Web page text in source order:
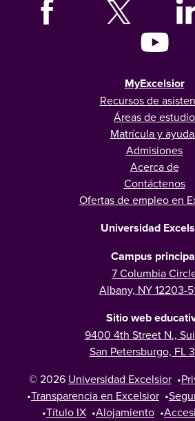
MyExcelsior
Recursos de
Áreas de estudio
Matrícula y
Admisiones
Acerca de
Contáctenos
Ofertas de empleo en
Universidad
Campus
7 Columbia
Albany, NY 12203-
Sitio web
9400 4th Street N.,
San Petersburgo, FL
© 2026 Universidad Excelsior •
•Transparencia en Excelsior •
•Título IX •Alojamiento •